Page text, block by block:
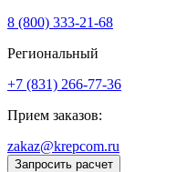
8 (800) 333‑21-68
Региональный
+7 (831) 266-77-36
Прием заказов:
zakaz@krepcom.ru
Запросить расчет